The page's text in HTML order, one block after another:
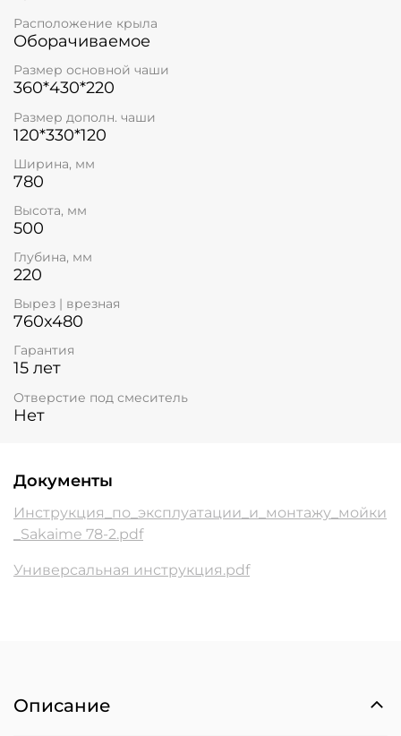
Расположение крыла
Оборачиваемое
Размер основной чаши
360*430*220
Размер дополн. чаши
120*330*120
Ширина, мм
780
Высота, мм
500
Глубина, мм
220
Вырез | врезная
760x480
Гарантия
15 лет
Отверстие под смеситель
Нет
Документы
Инструкция_по_эксплуатации_и_монтажу_мойки
_Sakaime 78-2.pdf
Универсальная инструкция.pdf
Описание